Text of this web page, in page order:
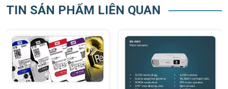
TIN SẢN PHẨM LIÊN QUAN